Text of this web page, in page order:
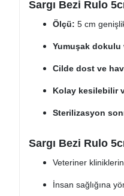
Sargı Bezi Rulo
Ölçü: 5 cm
Yumuşak dokulu
Cilde dost ve
Kolay kesilebilir
Sterilizasyon
Sargı Bezi Rulo
Veteriner
İnsan sağlığına